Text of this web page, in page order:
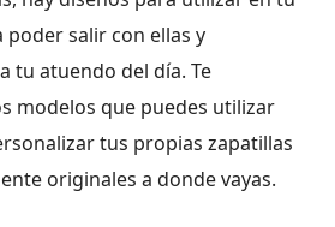
salir con ellas y
tu atuendo del día. Te
modelos que puedes utilizar
tus propias zapatillas
originales a donde vayas.